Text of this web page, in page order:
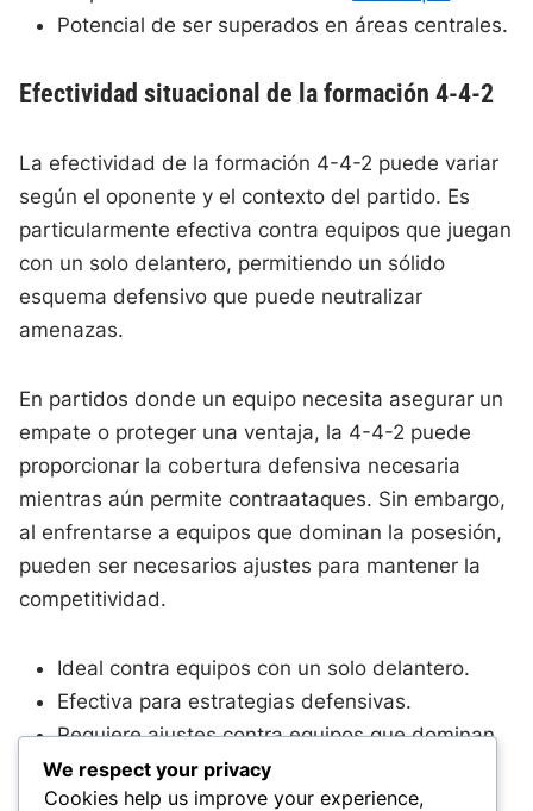
Potencial de ser superados en áreas centrales.
Efectividad situacional de la formación 4-4-2
La efectividad de la formación 4-4-2 puede variar
según el oponente y el contexto del partido. Es
particularmente efectiva contra equipos que juegan
con un solo delantero, permitiendo un sólido
esquema defensivo que puede neutralizar
amenazas.
En partidos donde un equipo necesita asegurar un
empate o proteger una ventaja, la 4-4-2 puede
proporcionar la cobertura defensiva necesaria
mientras aún permite contraataques. Sin embargo,
al enfrentarse a equipos que dominan la posesión,
pueden ser necesarios ajustes para mantener la
competitividad.
Ideal contra equipos con un solo delantero.
Efectiva para estrategias defensivas.
Requiere ajustes contra equipos que dominan
la posesión.
We respect your privacy
Cookies help us improve your experience,